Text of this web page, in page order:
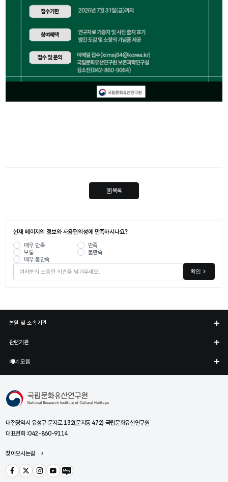
목록
현재 페이지의 정보와 사용편의성에 만족하시나요?
매우 만족
만족
보통
불만족
매우 불만족
확인
본원 및 소속기관
관련기관
배너 모음
국립문화유산연구원
대전광역시 유성구 문지로 132(문지동 472) 국립문화유산연구원
대표전화 :042-860-9114
찾아오시는길
페이스북트위터인스타그램
유튜브블로그